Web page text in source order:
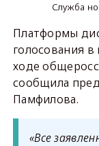
Служба
Платформы
голосования в
ходе
сообщила
Памфилова.
«Все